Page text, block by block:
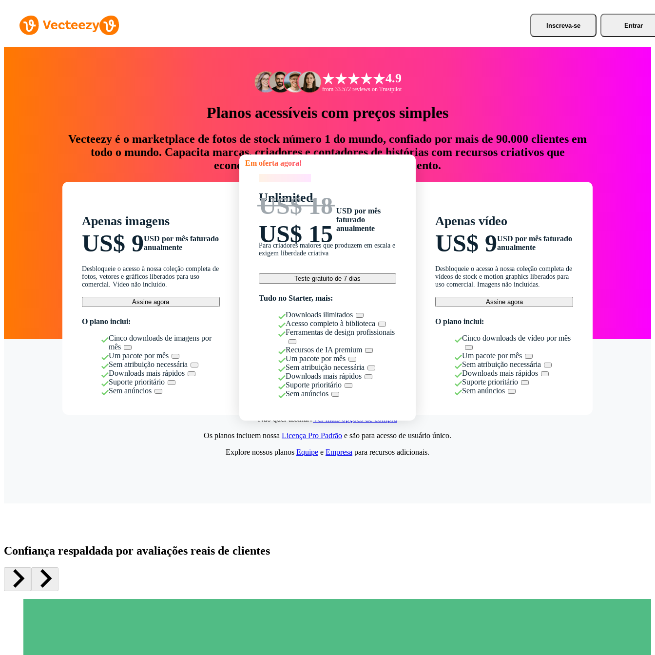
Inscreva-se Entrar
4.9
from 33.572 reviews on Trustpilot
Planos acessíveis com preços simples
Vecteezy é o marketplace de fotos de stock número 1 do mundo, confiado por mais de 90.000 clientes em
todo o mundo. Capacita marcas, criadores e contadores de histórias com recursos criativos que
economizam até 76% em tempo e orçamento.
Apenas imagens
US$ 9USD por mês faturado
anualmente
Desbloqueie o acesso à nossa coleção completa de
fotos, vetores e gráficos liberados para uso
comercial. Vídeo não incluído.
Assine agora
O plano inclui:
Cinco downloads de imagens por
mês
Um pacote por mês
Sem atribuição necessária
Downloads mais rápidos
Suporte prioritário
Sem anúncios
Em oferta agora!
Unlimited
US$ 18
US$ 15
USD por mês
faturado
anualmente
Para criadores maiores que produzem em escala e
exigem liberdade criativa
Teste gratuito de 7 dias
Tudo no Starter, mais:
Downloads ilimitados
Acesso completo à biblioteca
Ferramentas de design profissionais
Recursos de IA premium
Um pacote por mês
Sem atribuição necessária
Downloads mais rápidos
Suporte prioritário
Sem anúncios
Apenas vídeo
US$ 9USD por mês faturado
anualmente
Desbloqueie o acesso à nossa coleção completa de
vídeos de stock e motion graphics liberados para
uso comercial. Imagens não incluídas.
Assine agora
O plano inclui:
Cinco downloads de vídeo por mês
Um pacote por mês
Sem atribuição necessária
Downloads mais rápidos
Suporte prioritário
Sem anúncios
Não quer assinar?Ver mais opções de compra
Os planos incluem nossa Licença Pro Padrão e são para acesso de usuário único.
Explore nossos planos Equipe e Empresa para recursos adicionais.
Confiança respaldada por avaliações reais de clientes